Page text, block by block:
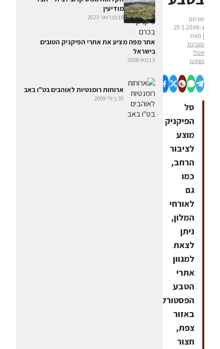
פורסם
ב-29.5.2006
| מאת:
מערכת
אכול
ושאטו
סל
הפיקניק
מוצע
לציבור
הרחב,
כמו
גם
לאורחי
המלון,
ניתן
לצאת
למגוון
אתרי
הטבע
הפסטורליים
באזור
צפת,
חצור
מודיעין
8 בפברואר 2023
אתר מפה מציע את אתרי הפיקניק הטובים
בישראל
3 במאי 2008
ארוחות רומנטיות לאוהבים בט"ו באב
30 ביולי 2009